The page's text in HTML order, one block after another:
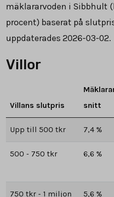
mäklararvoden i Sibbhult
procent) baserat på
uppdaterades 2026-03-02.
Villor
Villans slutpris
snitt
Upp till 500 tkr 7,4 %
500 - 750 tkr 6,6 %
750 tkr - 1 miljon
5,6 %